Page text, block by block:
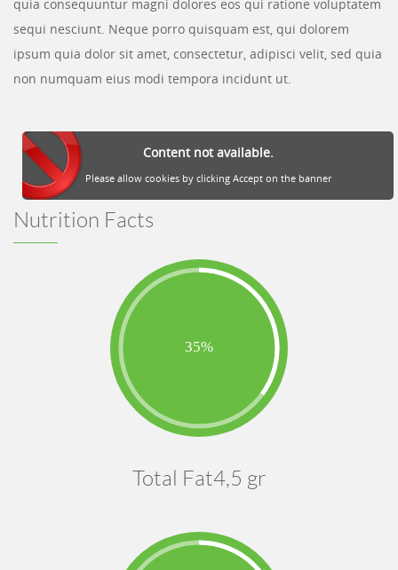
quia consequuntur magni dolores eos qui ratione voluptatem
sequi nesciunt. Neque porro quisquam est, qui dolorem
ipsum quia dolor sit amet, consectetur, adipisci velit, sed quia
non numquam eius modi tempora incidunt ut.
Content not available.
Please allow cookies by clicking Accept on the banner
Nutrition Facts
Total Fat4,5 gr